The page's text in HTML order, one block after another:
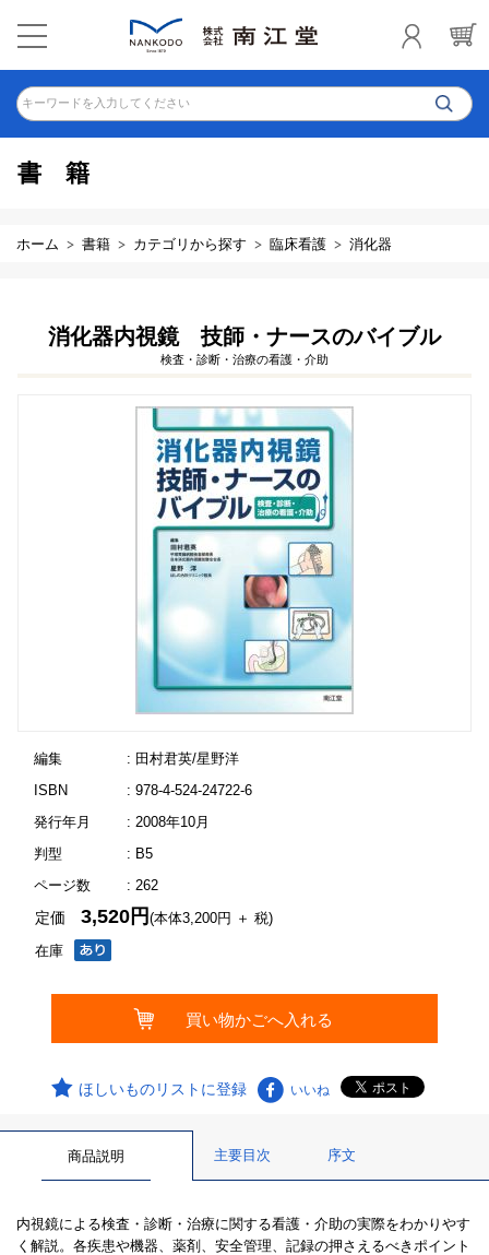
キーワードを入力してください
書籍
ホーム 書籍 カテゴリから探す 臨床看護 消化器
消化器内視鏡 技師・ナースのバイブル
検査・診断・治療の看護・介助
編集
: 田村君英/星野洋
ISBN
: 978-4-524-24722-6
発行年月
: 2008年10月
判型
: B5
ページ数
: 262
在庫
定価3,520円(本体3,200円 ＋ 税)
ほしいものリストに登録 いいね
商品説明 主要目次 序文
内視鏡による検査・診断・治療に関する看護・介助の実際をわかりやす
く解説。各疾患や機器、薬剤、安全管理、記録の押さえるべきポイント